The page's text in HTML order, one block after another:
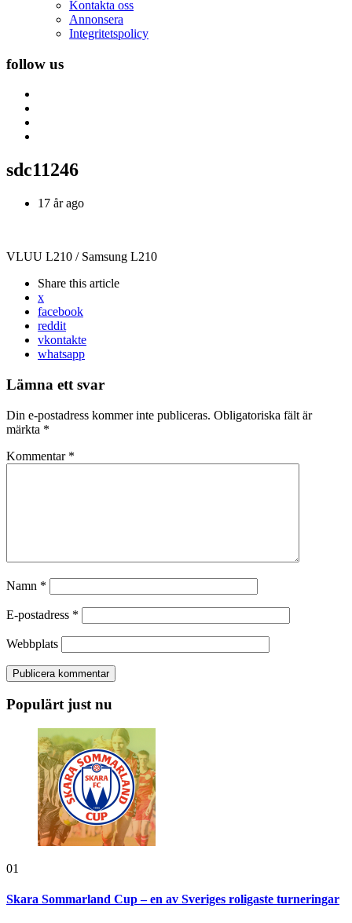
Kontakta oss
Annonsera
Integritetspolicy
follow us
sdc11246
17 år ago
VLUU L210 / Samsung L210
Share this article
x
facebook
reddit
vkontakte
whatsapp
Lämna ett svar
Din e-postadress kommer inte publiceras. Obligatoriska fält är
märkta *
Kommentar *
Namn *
E-postadress *
Webbplats
Populärt just nu
01
Skara Sommarland Cup – en av Sveriges roligaste turneringar